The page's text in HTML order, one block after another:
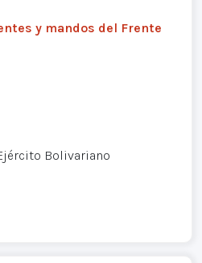
y mandos del Frente
Bolivariano